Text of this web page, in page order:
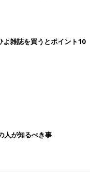
よ雑誌を買うとポイント10
人が知るべき事